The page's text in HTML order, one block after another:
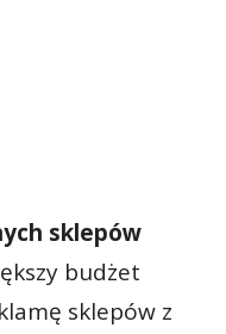
sklepów
budżet
sklepów z